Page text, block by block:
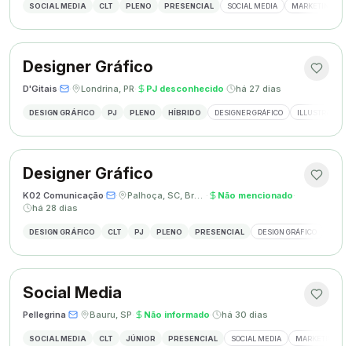
SOCIAL MEDIA CLT PLENO PRESENCIAL SOCIAL MEDIA MARKETING
Designer Gráfico
D'Gitais· · Londrina, PR· PJ desconhecido· há 27 dias
DESIGN GRÁFICO PJ PLENO HÍBRIDO DESIGNER GRÁFICO ILLUSTRATOR
Designer Gráfico
K02 Comunicação· · Palhoça, SC, Brasil · Não mencionado·
há 28 dias
DESIGN GRÁFICO CLT PJ PLENO PRESENCIAL DESIGN GRÁFICO
Social Media
Pellegrina· · Bauru, SP· Não informado· há 30 dias
SOCIAL MEDIA CLT JÚNIOR PRESENCIAL SOCIAL MEDIA MARKETING